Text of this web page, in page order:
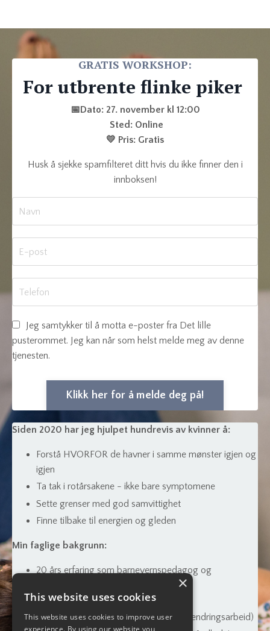
GRATIS WORKSHOP:
For utbrente flinke piker
📅Dato: 27. november kl 12:00
Sted: Online
💛 Pris: Gratis
Husk å sjekke spamfilteret ditt hvis du ikke finner den i
innboksen!
Jeg samtykker til å motta e-poster fra Det lille
pusterommet. Jeg kan når som helst melde meg av denne
tjenesten.
Klikk her for å melde deg på!
Siden 2020 har jeg hjulpet hundrevis av kvinner å:
Forstå HVORFOR de havner i samme mønster igjen og
igjen
Ta tak i rotårsakene - ikke bare symptomene
Sette grenser med god samvittighet
Finne tilbake til energien og gleden
Min faglige bakgrunn:
20 års erfaring som barnevernspedagog og
Enneagram-coach (spesialisering i
personlighetstypologi og dyptgående endringsarbeid)
×
This website uses cookies
This website uses cookies to improve user
experience. By using our website you